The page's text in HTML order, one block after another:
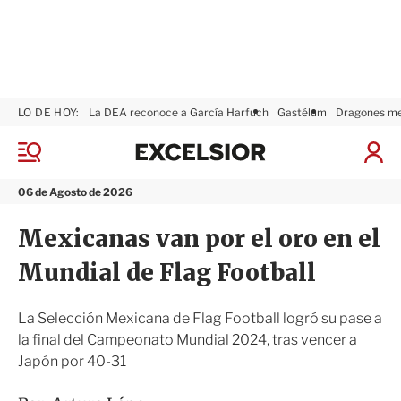
M
n
06 de Agosto de 2026
LO DE HOY: La DEA reconoce a García Harfuch Gastélum Dragones
I
i
a
s
x
s
i
o
r
Mexicanas van por el oro en el
Mundial de Flag Football
La Selección Mexicana de Flag Football logró su pase a
la final del Campeonato Mundial 2024, tras vencer a
Japón por 40-31